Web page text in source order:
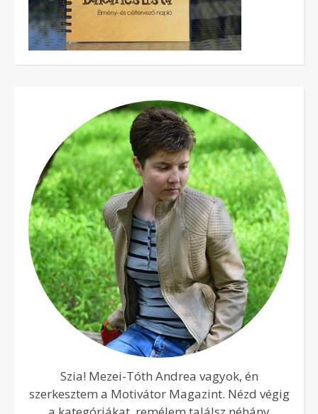
Szia! Mezei-Tóth Andrea vagyok, én
szerkesztem a Motivátor Magazint. Nézd végig